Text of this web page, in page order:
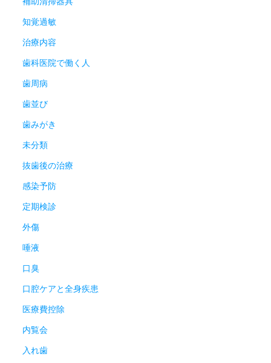
知覚過敏
治療内容
歯科医院で働く人
歯周病
歯並び
歯みがき
未分類
抜歯後の治療
感染予防
定期検診
外傷
唾液
口臭
口腔ケアと全身疾患
医療費控除
内覧会
入れ歯